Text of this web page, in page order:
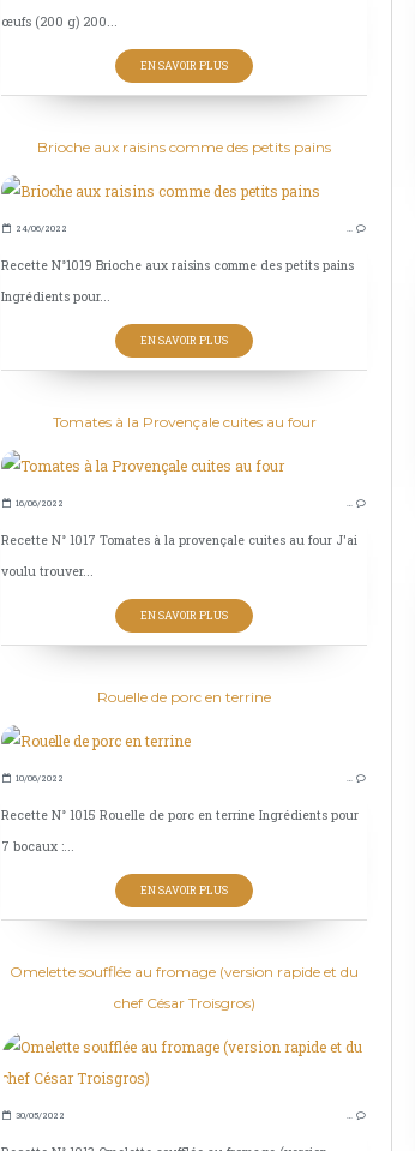
œufs (200 g) 200...
EN SAVOIR PLUS
PIGEON
Brioche aux raisins comme des petits pains
24/06/2022 …
Recette N°1019 Brioche aux raisins comme des petits pains
Ingrédients pour...
EN SAVOIR PLUS
Tomates à la Provençale cuites au four
16/06/2022 …
Recette N° 1017 Tomates à la provençale cuites au four J'ai
voulu trouver...
EN SAVOIR PLUS
Rouelle de porc en terrine
10/06/2022 …
Recette N° 1015 Rouelle de porc en terrine Ingrédients pour
7 bocaux :...
EN SAVOIR PLUS
POULET
Omelette soufflée au fromage (version rapide et du
chef César Troisgros)
30/05/2022 …